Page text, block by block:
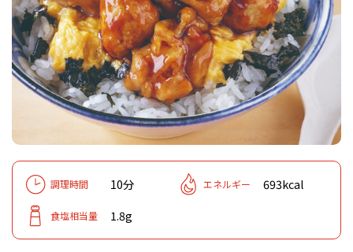
調理時間 10分 エネルギー 693kcal
食塩相当量 1.8g